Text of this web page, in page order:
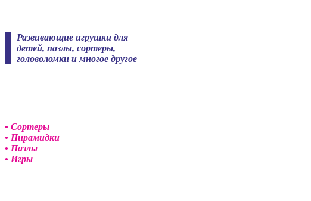
content
Развивающие игрушки для
детей, пазлы, сортеры,
головоломки и многое другое
• Сортеры
• Пирамидки
• Пазлы
• Игры